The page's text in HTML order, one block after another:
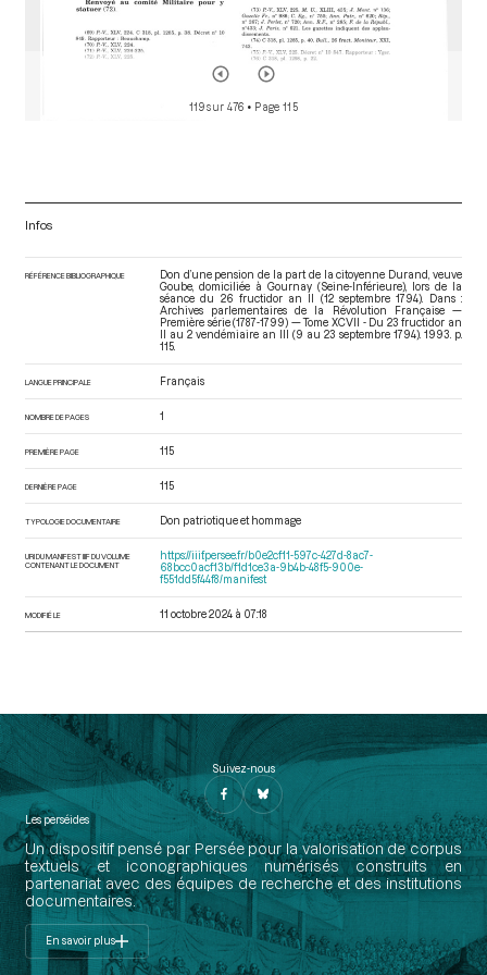
119 sur 476 • Page 115
Infos
RÉFÉRENCE BIBLIOGRAPHIQUE
Don d’une pension de la part de la citoyenne Durand, veuve
Goube, domiciliée à Gournay (Seine-Inférieure), lors de la
séance du 26 fructidor an II (12 septembre 1794). Dans :
Archives parlementaires de la Révolution Française —
Première série (1787-1799) — Tome XCVII - Du 23 fructidor an
II au 2 vendémiaire an III (9 au 23 septembre 1794). 1993. p.
115.
LANGUE PRINCIPALE Français
NOMBRE DE PAGES 1
PREMIÈRE PAGE 115
DERNIÈRE PAGE 115
TYPOLOGIE DOCUMENTAIRE Don patriotique et hommage
URI DU MANIFEST IIIF DU VOLUME
CONTENANT LE DOCUMENT
https://iiif.persee.fr/b0e2cf11-597c-427d-8ac7-
68bcc0acf13b/f1d1ce3a-9b4b-48f5-900e-
f551dd5f44f8/manifest
MODIFIÉ LE 11 octobre 2024 à 07:18
Suivez-nous
Les perséides
Un dispositif pensé par Persée pour la valorisation de corpus
textuels et iconographiques numérisés construits en
partenariat avec des équipes de recherche et des institutions
documentaires.
En savoir plus